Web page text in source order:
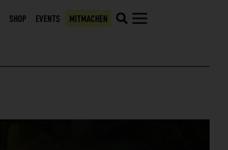
SHOP EVENTS MITMACHEN